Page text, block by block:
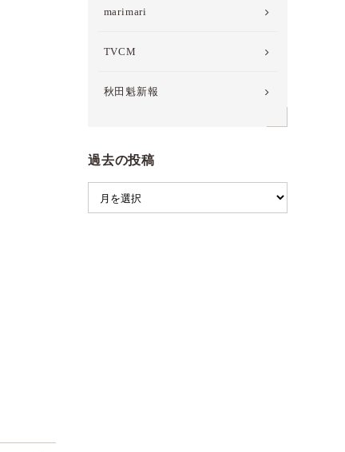
marimari
TVCM
秋田魁新報
過去の投稿